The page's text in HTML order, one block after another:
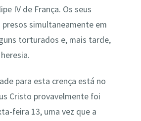
IV de França. Os seus
simultaneamente em
torturados e, mais tarde,
para esta crença está no
Cristo provavelmente foi
feira 13, uma vez que a